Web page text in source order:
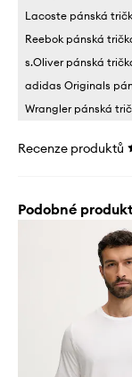
Lacoste pánská
Reebok pánská
s.Oliver pánská
adidas Originals
Wrangler pánská
Recenze produktů
Podobné